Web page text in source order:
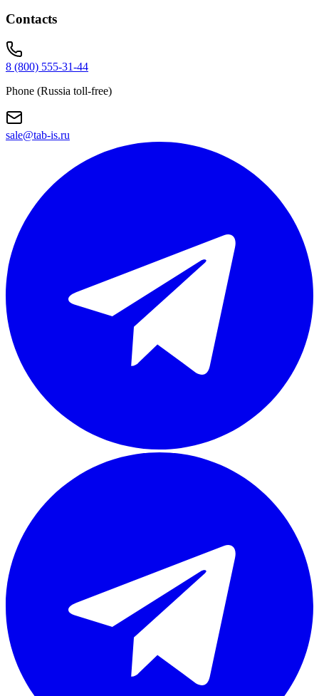
Contacts
8 (800) 555-31-44
Phone (Russia toll-free)
sale@tab-is.ru